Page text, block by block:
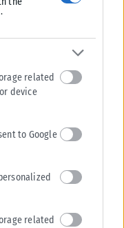
related
device
to Google
related